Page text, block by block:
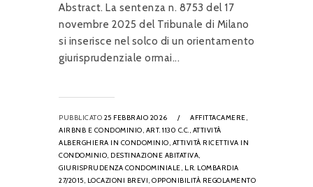
Abstract. La sentenza n. 8753 del 17
novembre 2025 del Tribunale di Milano
si inserisce nel solco di un orientamento
giurisprudenziale ormai...
PUBBLICATO 25 FEBBRAIO 2026 /
AFFITTACAMERE,
AIRBNB E CONDOMINIO, ART. 1130 C.C., ATTIVITÀ
ALBERGHIERA IN CONDOMINIO, ATTIVITÀ RICETTIVA IN
CONDOMINIO, DESTINAZIONE ABITATIVA,
GIURISPRUDENZA CONDOMINIALE, L.R. LOMBARDIA
27/2015, LOCAZIONI BREVI, OPPONIBILITÀ REGOLAMENTO